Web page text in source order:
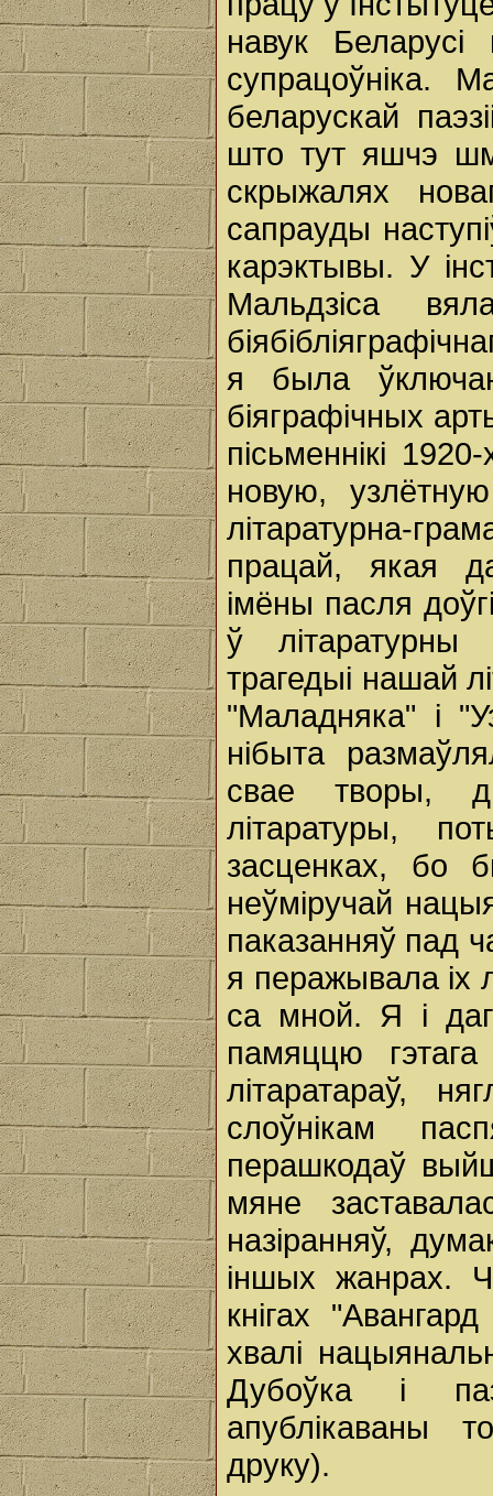
навук
супрацоўніка.
беларускай
што тут яшчэ
скрыжалях
сапрауды
карэктывы. У
Мальдзіса
я была
біяграфічных
пісьменнікі
новую,
літаратурна-
працай, якая
імёны пасля
ў літаратурны
трагедыі нашай
"Маладняка" і
нібыта
свае творы,
літаратуры,
засценках, бо
неўміручай
паказанняў пад
я перажывала іх
са мной. Я і
памяццю гэтага
літаратараў,
слоўнікам
перашкодаў
мяне
назіранняў,
іншых жанрах.
кнігах
хвалі
Дубоўка і
апублікаваны
друку).